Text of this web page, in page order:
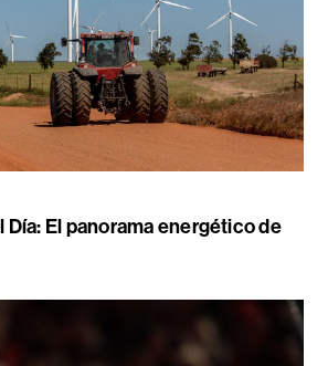
Día: El panorama energético de